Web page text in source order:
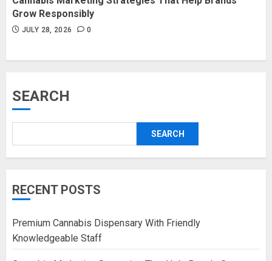
Grow Responsibly
JULY 28, 2026 0
SEARCH
SEARCH
RECENT POSTS
Premium Cannabis Dispensary With Friendly
Knowledgeable Staff